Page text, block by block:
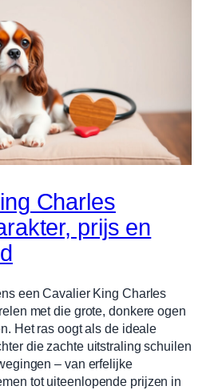
Charles
prijs en
een Cavalier King Charles
met die grote, donkere ogen
Het ras oogt als de ideale
die zachte uitstraling schuilen
– van erfelijke
tot uiteenlopende prijzen in